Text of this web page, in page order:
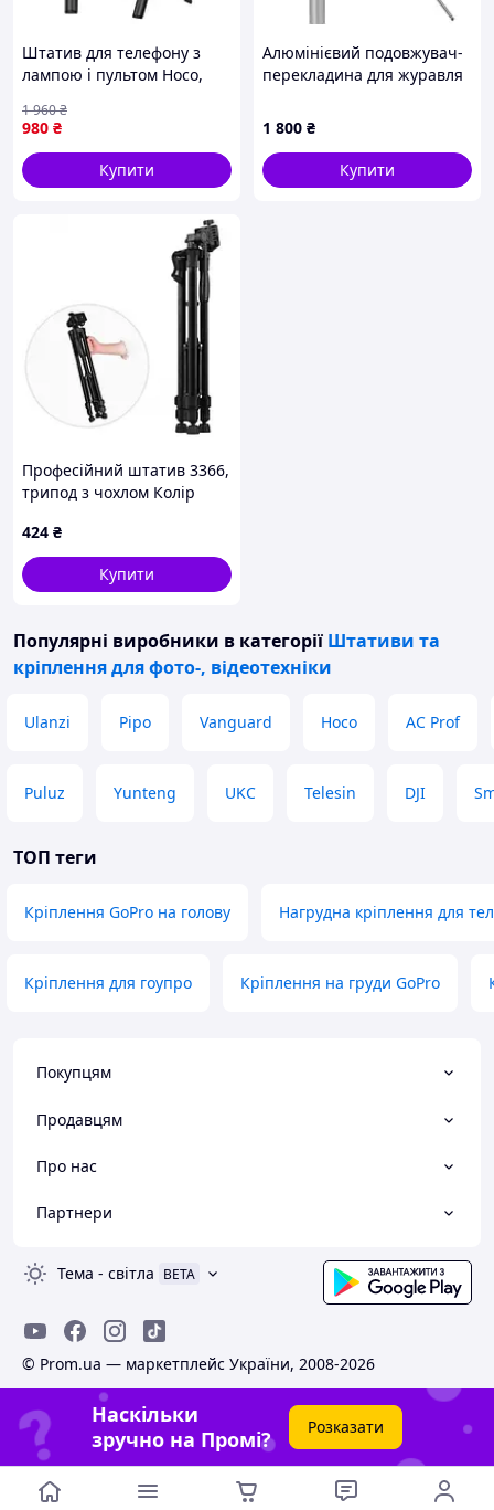
Штатив для телефону з
лампою і пультом Hoco,
штатив монопод, Монопод
для столу, CQS
980 ₴
1 960₴
Купити
Алюмінієвий подовжувач-
перекладина для журавля
захоплювальними
головками
1 800 ₴
Купити
Професійний штатив 3366,
трипод з чохлом Колір
424 ₴
Купити
Популярні виробники в категорії Штативи та
кріплення для фото-, відеотехніки
Ulanzi Pipo Vanguard Hoco AC Prof
Puluz Yunteng UKC Telesin DJI
ТОП теги
Кріплення GoPro на голову Нагрудна кріплення для
Кріплення для гоупро Кріплення на груди GoPro
Покупцям
Продавцям
Про нас
Партнери
Тема - світла BETA
© Prom.ua — маркетплейс України, 2008-2026
Наскільки
зручно на Промі?
Розказати